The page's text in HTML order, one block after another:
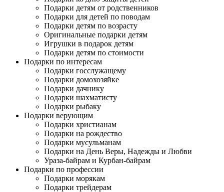
Подарки детям от родственников
Подарки для детей по поводам
Подарки детям по возрасту
Оригинальные подарки детям
Игрушки в подарок детям
Подарки детям по стоимости
Подарки по интересам
Подарки госслужащему
Подарки домохозяйке
Подарки дачнику
Подарки шахматисту
Подарки рыбаку
Подарки верующим
Подарки христианам
Подарки на рождество
Подарки мусульманам
Подарки на День Веры, Надежды и Любви
Ураза-байрам и Курбан-байрам
Подарки по профессии
Подарки морякам
Подарки трейдерам